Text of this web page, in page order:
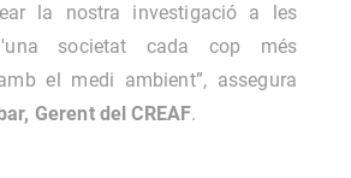
la nostra investigació a les
societat cada cop més
el medi ambient”, assegura
Gerent del CREAF.